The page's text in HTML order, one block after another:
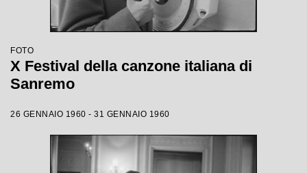
FOTO
X Festival della canzone italiana di
Sanremo
26 GENNAIO 1960 - 31 GENNAIO 1960